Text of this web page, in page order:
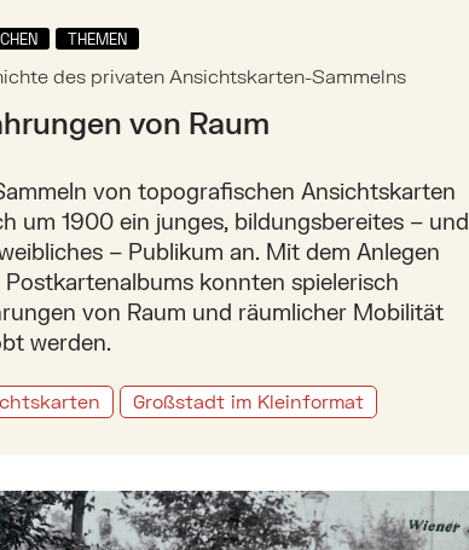
THEMEN
des privaten Ansichtskarten-Sammelns
von Raum
von topografischen Ansichtskarten
um 1900 ein junges, bildungsbereites – und
– Publikum an. Mit dem Anlegen
Postkartenalbums konnten spielerisch
von Raum und räumlicher Mobilität
werden.
Großstadt im Kleinformat
Fotopostkarten „Wiener Straßenleben“